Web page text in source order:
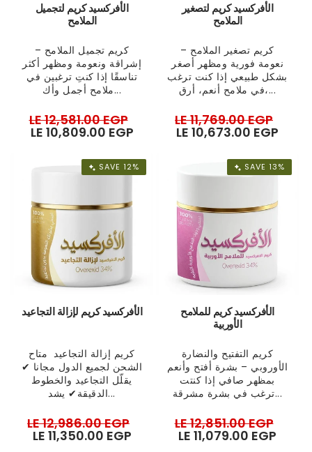
الأفركسيد كريم لتجميل
الملامح
كريم تجميل الملامح –
إشراقة ونعومة ومظهر أكثر
تناسقًا إذا كنتِ ترغبين في
ملامح أجمل وأك...
Regular
price
LE 12,581.00 EGP
LE 10,809.00 EGP
الأفركسيد كريم لتصغير
الملامح
كريم تصغير الملامح –
نعومة فورية ومظهر أصغر
بشكل طبيعي إذا كنت ترغب
في ملامح أنعم، أرق،...
Regular
price
LE 11,769.00 EGP
LE 10,673.00 EGP
SAVE 12%
الأفركسيد كريم لإزالة التجاعيد
كريم إزالة التجاعيد متاح
الشحن لجميع الدول مجانا ✔
يقلّل التجاعيد والخطوط
الدقيقة✔ يشد...
Regular
price
LE 12,986.00 EGP
LE 11,350.00 EGP
SAVE 13%
الأفركسيد كريم للملامح
الأوربية
كريم التفتيح والنضارة
الأوروبي – بشرة أفتح وأنعم
بمظهر صافي إذا كنتت
ترغب في بشرة مشرقة...
Regular
price
LE 12,851.00 EGP
LE 11,079.00 EGP